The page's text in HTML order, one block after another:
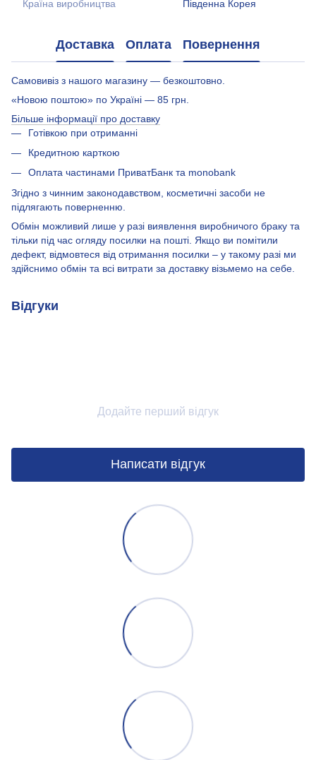
Країна виробництва Південна Корея
Доставка Оплата Повернення
Самовивіз з нашого магазину — безкоштовно.
«Новою поштою» по Україні — 85 грн.
Більше інформації про доставку
Готівкою при отриманні
Кредитною карткою
Оплата частинами ПриватБанк та monobank
Згідно з чинним законодавством, косметичні засоби не
підлягають поверненню.
Обмін можливий лише у разі виявлення виробничого браку та
тільки під час огляду посилки на пошті. Якщо ви помітили
дефект, відмовтеся від отримання посилки – у такому разі ми
здійснимо обмін та всі витрати за доставку візьмемо на себе.
Відгуки
Додайте перший відгук
Написати відгук